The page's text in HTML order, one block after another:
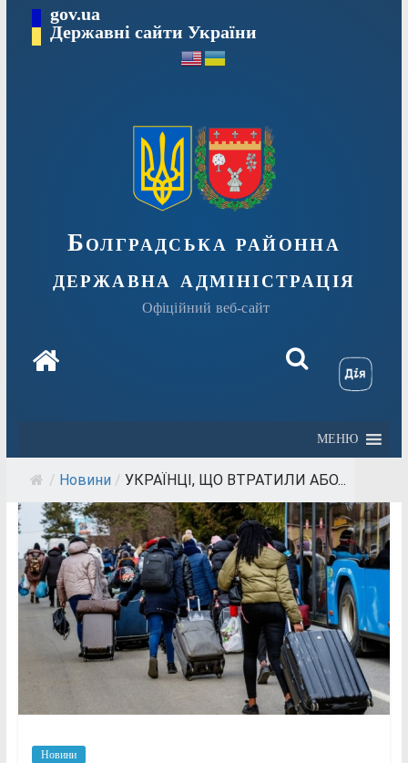
Перейтиgov.ua
Державні сайти України
Болградська районна
державна адміністрація
Офіційний веб-сайт
МЕНЮ
/ Новини / УКРАЇНЦІ, ЩО ВТРАТИЛИ АБО...
Новини